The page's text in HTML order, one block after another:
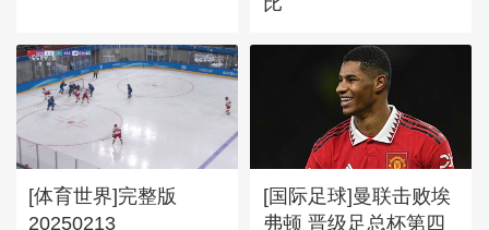
[体育世界]完整版
20250213
[国际足球]曼联击败埃
弗顿 晋级足总杯第四